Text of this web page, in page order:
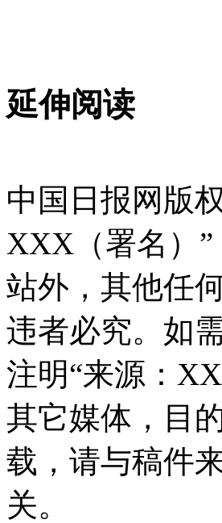
延伸阅读
中国日报网版
XXX（署名）
站外，其他任
违者必究。如
注明“来源：
其它媒体，目
载，请与稿件
关。